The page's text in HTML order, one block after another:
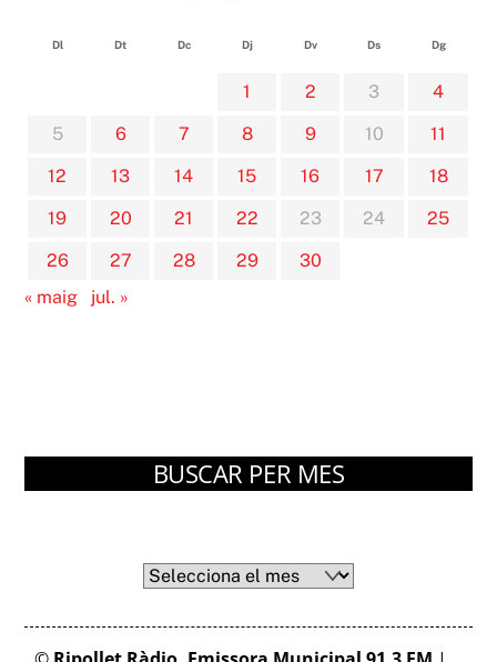
Dl Dt Dc Dj Dv Ds Dg
1 2 3
4
5
6 7 8 9 10
11
12
13 14 15 16 17
18
19
20 21 22 23 24
25
26
27 28 29
30
« maig
jul. »
BUSCAR PER MES
Arxius